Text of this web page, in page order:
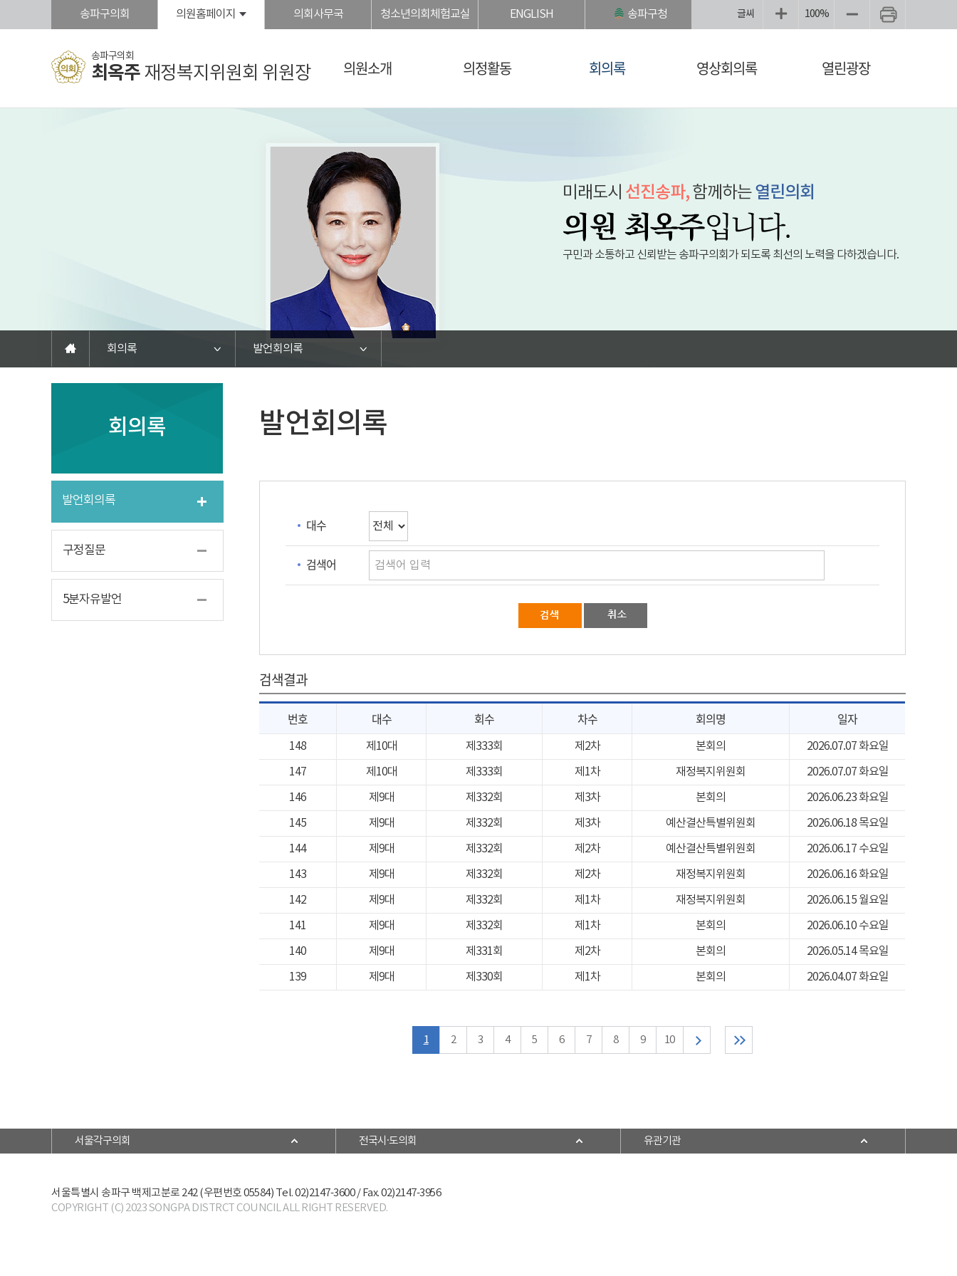
송파구의회 의원홈페이지 의회사무국 청소년의회체험교실 ENGLISH 송파구청 글씨 100%
송파구의회
최옥주 재정복지위원회 위원장 의원소개 의정활동 회의록 영상회의록 열린광장
미래도시 선진송파,함께하는열린의회
구민과 소통하고 신뢰받는 송파구의회가 되도록 최선의 노력을 다하겠습니다.
회의록 발언회의록
회의록
발언회의록
구정질문
5분자유발언
발언회의록
대수
검색어
검색결과
번호 대수 회수 차수 회의명 일자
148 제10대 제333회 제2차 본회의
2026.07.07 화요일
147
제10대 제333회 제1차 재정복지위원회
2026.07.07 화요일
146
제9대 제332회 제3차 본회의
2026.06.23 화요일
145
제9대 제332회 제3차 예산결산특별위원회
2026.06.18 목요일
144
제9대 제332회 제2차 예산결산특별위원회
2026.06.17 수요일
143
제9대 제332회 제2차 재정복지위원회
2026.06.16 화요일
142
제9대 제332회 제1차 재정복지위원회
2026.06.15 월요일
141
제9대 제332회 제1차 본회의
2026.06.10 수요일
140
제9대 제331회 제2차 본회의
2026.05.14 목요일
139
제9대 제330회 제1차 본회의 2026.04.07 화요일
1 2 3 4 5 6 7 8 9 10
서울각구의회 전국시·도의회 유관기관
서울특별시 송파구 백제고분로 242 (우편번호 05584) Tel. 02)2147-3600 / Fax. 02)2147-3956
COPYRIGHT (C) 2023 SONGPA DISTRCT COUNCIL ALL RIGHT RESERVED.